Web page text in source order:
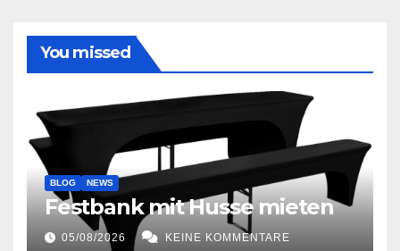
You missed
BLOG NEWS
Festbank mit Husse mieten
05/08/2026 KEINE KOMMENTARE